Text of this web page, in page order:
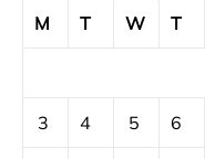
M
T W T
3 4 5 6